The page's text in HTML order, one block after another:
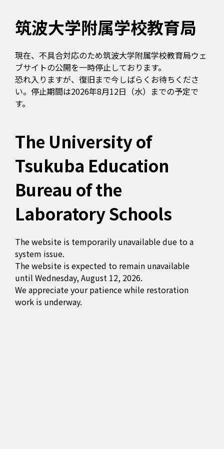
筑波大学附属学校教育局
現在、不具合対応のため筑波大学附属学校教育局ウェ
ブサイトの公開を一時停止しております。
恐れ入りますが、復旧まで今しばらくお待ちくださ
い。停止期間は2026年8月12日（水）までの予定で
す。
The University of
Tsukuba Education
Bureau of the
Laboratory Schools
The website is temporarily unavailable due to a
system issue.
The website is expected to remain unavailable
until Wednesday, August 12, 2026.
We appreciate your patience while restoration
work is underway.